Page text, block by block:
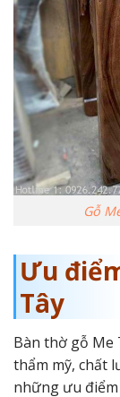
Gỗ
Ưu
Tây
Bàn thờ gỗ Me
thẩm mỹ, chất
những ưu